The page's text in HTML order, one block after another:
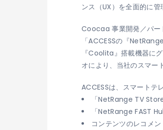
ンス（UX）を全面的に
Coocaa 事業開発／パー
「ACCESSの『
『Coolita』搭載機器に
オにより、当社のスマー
ACCESSは、スマートテ
「NetRange TV
「NetRange FAST
コンテンツのレコメ